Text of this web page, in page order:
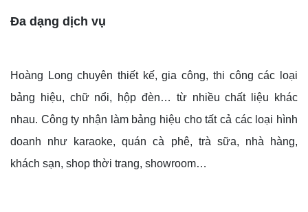
Đa dạng dịch vụ
Hoàng Long chuyên thiết kế, gia công, thi công các loại
bảng hiệu, chữ nổi, hộp đèn… từ nhiều chất liệu khác
nhau. Công ty nhận làm bảng hiệu cho tất cả các loại hình
doanh như karaoke, quán cà phê, trà sữa, nhà hàng,
khách sạn, shop thời trang, showroom…